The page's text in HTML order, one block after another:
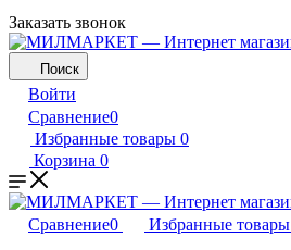
Заказать звонок
Поиск
Войти
Сравнение0
Избранные товары 0
Корзина 0
Сравнение0 Избранные товары